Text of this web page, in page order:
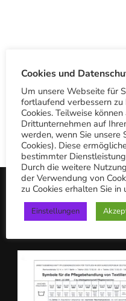
S
u
h
e
n
n
h:
Cookies und
Um unsere Webseite für
fortlaufend verbessern
Cookies. Teilweise
Drittunternehmen auf
werden, wenn Sie
Cookies). Diese
bestimmter
Durch die weitere
der Verwendung von
zu Cookies erhalten Sie
Einstellungen